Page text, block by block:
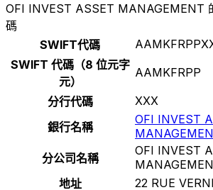
OFI INVEST ASSET MANAGEMENT
碼
SWIFT代碼
SWIFT 代碼（8 位元字
元）
AAMKFRPP
分行代碼
XXX
銀行名稱
OFI INVEST
分公司名稱
OFI INVEST
地址
22 RUE